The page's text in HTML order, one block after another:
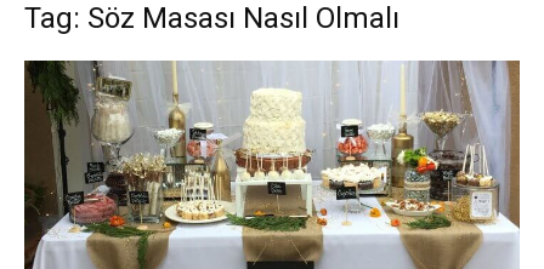
Tag: Söz Masası Nasıl Olmalı